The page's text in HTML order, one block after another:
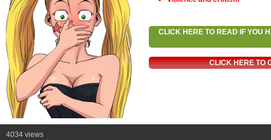
CLICK HERE TO READ IF YOU
CLICK HERE TO
4034 views